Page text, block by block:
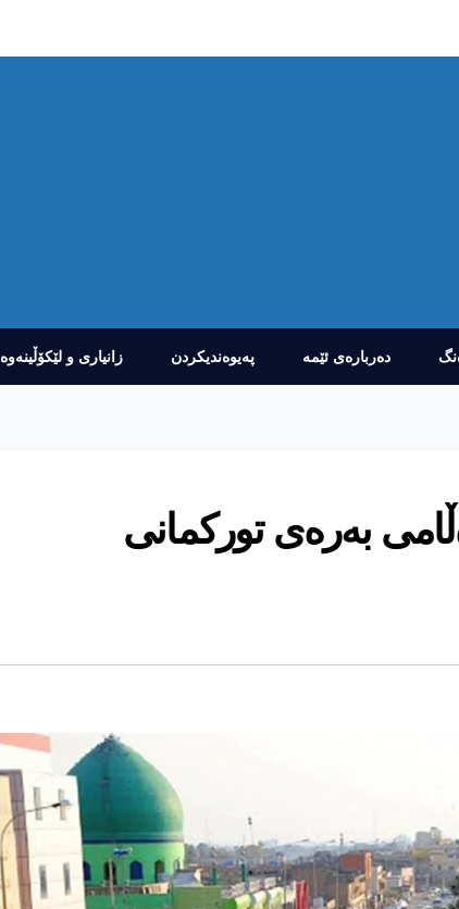
دەربارەى ئێمە پەیوەندیکردن زانیارى و لێکۆڵینەوە
بەرەی تورکمانی